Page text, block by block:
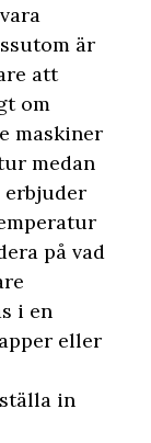
är
att
om
maskiner
medan
erbjuder
på vad
i en
eller
in